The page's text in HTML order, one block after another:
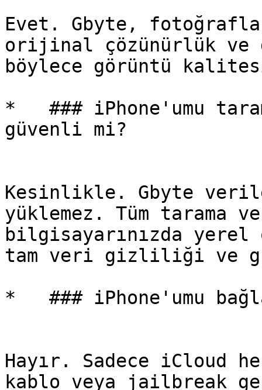
Evet. Gbyte,
orijinal çözünürlük ve
böylece görüntü
*   ### iPhone'umu
güvenli mi?
Kesinlikle. Gbyte
yüklemez. Tüm tarama
bilgisayarınızda
tam veri gizliliği ve
*   ### iPhone'umu
Hayır. Sadece iCloud
kablo veya jailbreak